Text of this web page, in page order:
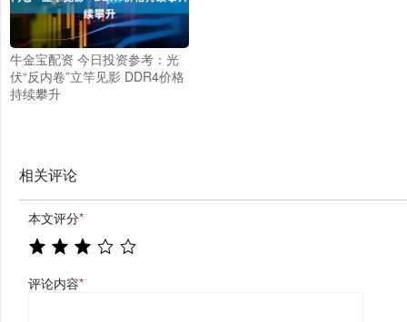
牛金宝配资 今日投资参考：光
伏“反内卷”立竿见影 DDR4价格
持续攀升
相关评论
本文评分*
评论内容*